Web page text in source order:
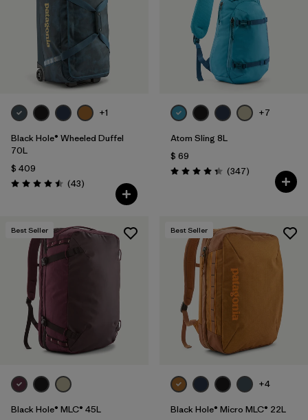
+1
Black Hole® Wheeled Duffel
70L
$ 409
Valoración: 4.5 / 5
(43Comentarios
)
+7
Atom Sling 8L
$ 69
Valoración: 4.3 / 5
(347Comentarios
)
Best Seller
Black Hole® MLC® 45L
Best Seller
+4
Black Hole® Micro MLC® 22L